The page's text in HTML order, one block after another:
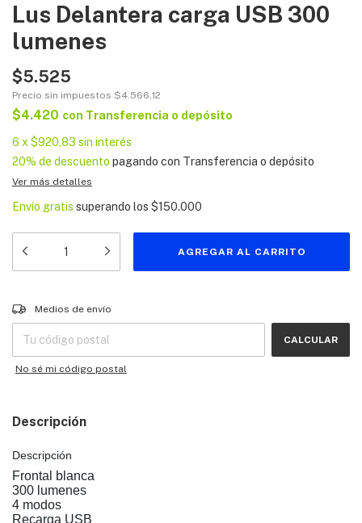
Lus Delantera carga USB 300
lumenes
$5.525
Precio sin impuestos $4.566,12
$4.420 con Transferencia o depósito
6 x $920,83 sin interés
20% de descuento pagando con Transferencia o depósito
Ver más detalles
Envío gratis superando los $150.000
Entregas para el CP:
Medios de envío
CALCULAR
No sé mi código postal
Descripción
Descripción
Frontal blanca
300 lumenes
4 modos
Recarga USB